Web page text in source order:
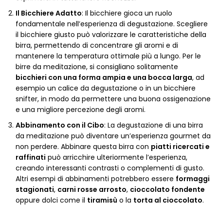
Il Bicchiere Adatto: Il bicchiere gioca un ruolo
fondamentale nell’esperienza di degustazione. Scegliere
il bicchiere giusto può valorizzare le caratteristiche della
birra, permettendo di concentrare gli aromi e di
mantenere la temperatura ottimale più a lungo. Per le
birre da meditazione, si consigliano solitamente
bicchieri con una forma ampia e una bocca larga, ad
esempio un calice da degustazione o in un bicchiere
snifter, in modo da permettere una buona ossigenazione
e una migliore percezione degli aromi.
Abbinamento con il Cibo: La degustazione di una birra
da meditazione può diventare un’esperienza gourmet da
non perdere. Abbinare questa birra con piatti ricercati e
raffinati può arricchire ulteriormente l’esperienza,
creando interessanti contrasti o complementi di gusto.
Altri esempi di abbinamenti potrebbero essere formaggi
stagionati, carni rosse arrosto, cioccolato fondente
oppure dolci come il tiramisù o la torta al cioccolato.